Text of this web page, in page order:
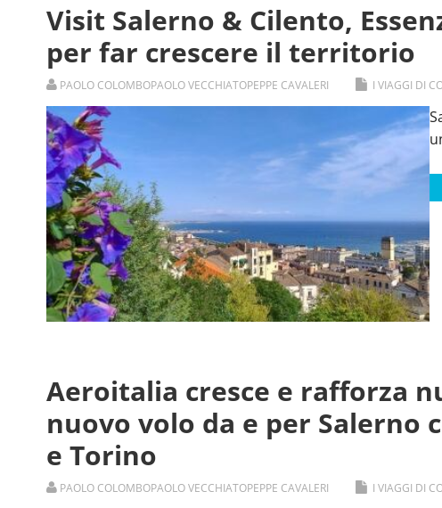
Visit Salerno & Cilento,
per far crescere il territorio
PAOLO COLOMBOPAOLO VECCHIATOPEPPE CAVALERI I VIAGGI DI
Aeroitalia cresce e rafforza
nuovo volo da e per Salerno
e Torino
PAOLO COLOMBOPAOLO VECCHIATOPEPPE CAVALERI I VIAGGI DI